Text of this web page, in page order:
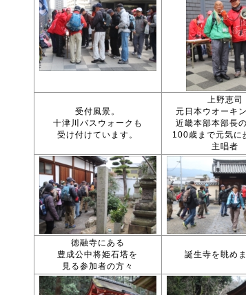
受付風景。
十津川バスウォークも
受け付けています。
上野恵司
元日本ウオーキ
近畿本部本部長
100歳まで元気に
主唱者
徳融寺にある
豊成公中将姫石塔を
見る参加者の方々
誕生寺を眺めま